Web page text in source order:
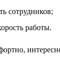
сотрудников;
работы.